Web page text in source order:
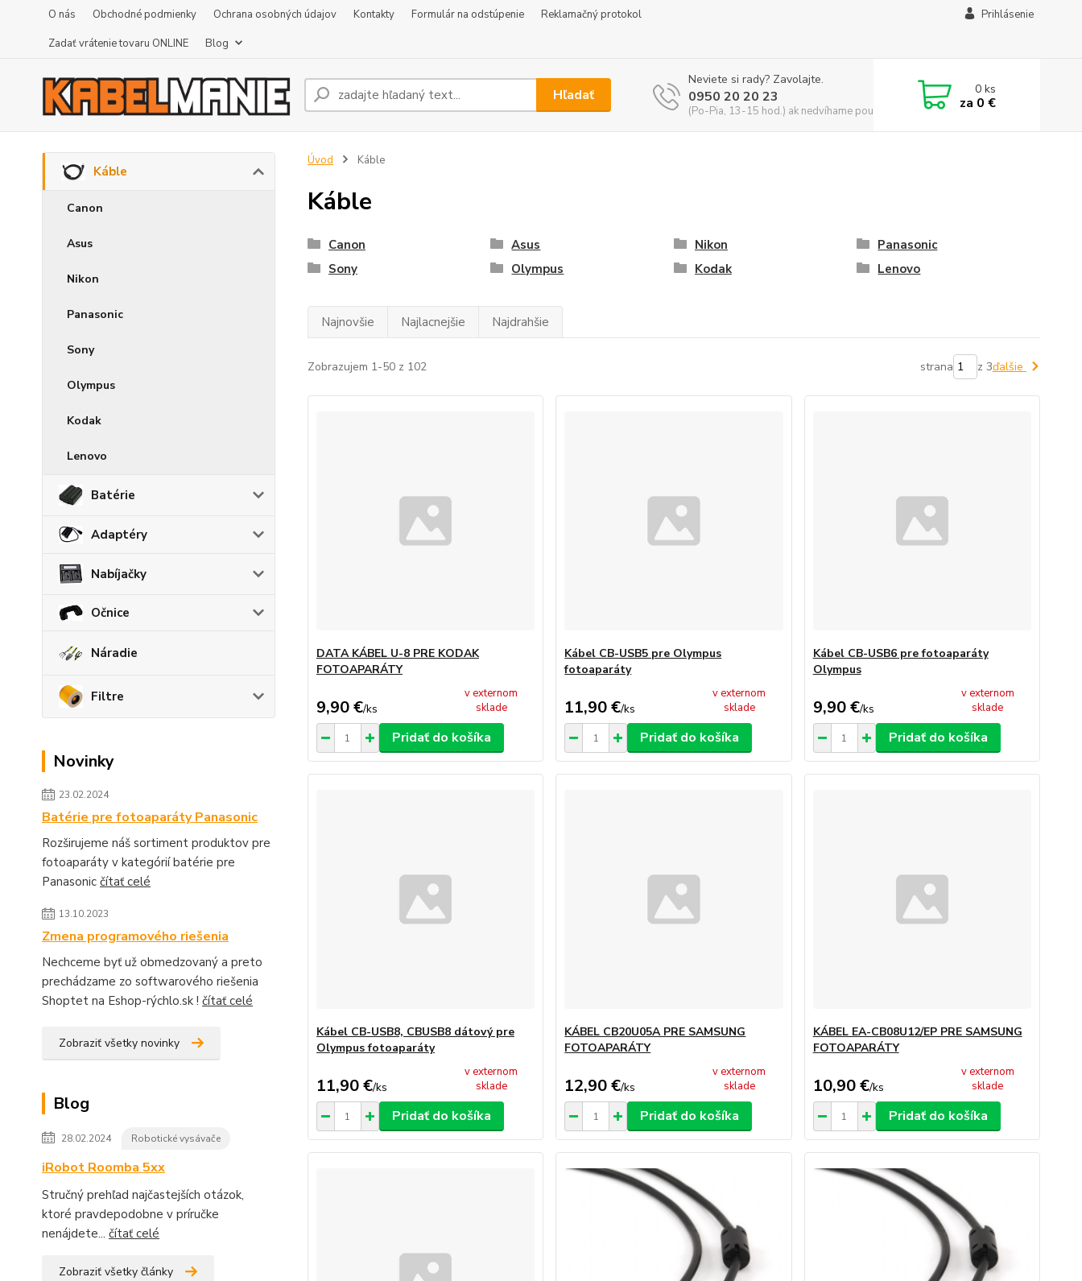
O nás Obchodné podmienky Ochrana osobných údajov Kontakty Formulár na odstúpenie
Reklamačný protokol
Zadať vrátenie tovaru ONLINE
Blog
Prihlásenie
Hľadať
Neviete si rady? Zavolajte.
0950 20 20 23
(Po-Pia, 13-15 hod.) ak nedvíhame použite CHATBOX
0ks
za 0 €
Káble
Canon
Asus
Nikon
Panasonic
Sony
Olympus
Kodak
Lenovo
Batérie
Adaptéry
Nabíjačky
Očnice
Náradie
Filtre
Novinky
23.02.2024
Batérie pre fotoaparáty Panasonic
Rozširujeme náš sortiment produktov pre
fotoaparáty v kategórií batérie pre
Panasonic čítať celé
13.10.2023
Zmena programového riešenia
Nechceme byť už obmedzovaný a preto
prechádzame zo softwarového riešenia
Shoptet na Eshop-rýchlo.sk ! čítať celé
Zobraziť všetky novinky
Blog
28.02.2024 Robotické vysávače
iRobot Roomba 5xx
Stručný prehľad najčastejších otázok,
ktoré pravdepodobne v príručke
nenájdete... čítať celé
Zobraziť všetky články
Úvod Káble
Káble
Canon Asus Nikon
Panasonic
Sony
Olympus Kodak Lenovo
Najnovšie Najlacnejšie Najdrahšie
Zobrazujem 1-50 z 102 strana z 3ďalšie
DATA KÁBEL U-8 PRE KODAK
FOTOAPARÁTY
9,90 €/ks
v externom
sklade
Pridať do košíka
Kábel CB-USB5 pre Olympus
fotoaparáty
11,90 €/ks
v externom
sklade
Pridať do košíka
Kábel CB-USB6 pre fotoaparáty
Olympus
9,90 €/ks
v externom
sklade
Pridať do košíka
Kábel CB-USB8, CBUSB8 dátový pre
Olympus fotoaparáty
11,90 €/ks
v externom
sklade
Pridať do košíka
KÁBEL CB20U05A PRE SAMSUNG
FOTOAPARÁTY
12,90 €/ks
v externom
sklade
Pridať do košíka
KÁBEL EA-CB08U12/EP PRE SAMSUNG
FOTOAPARÁTY
10,90 €/ks
v externom
sklade
Pridať do košíka